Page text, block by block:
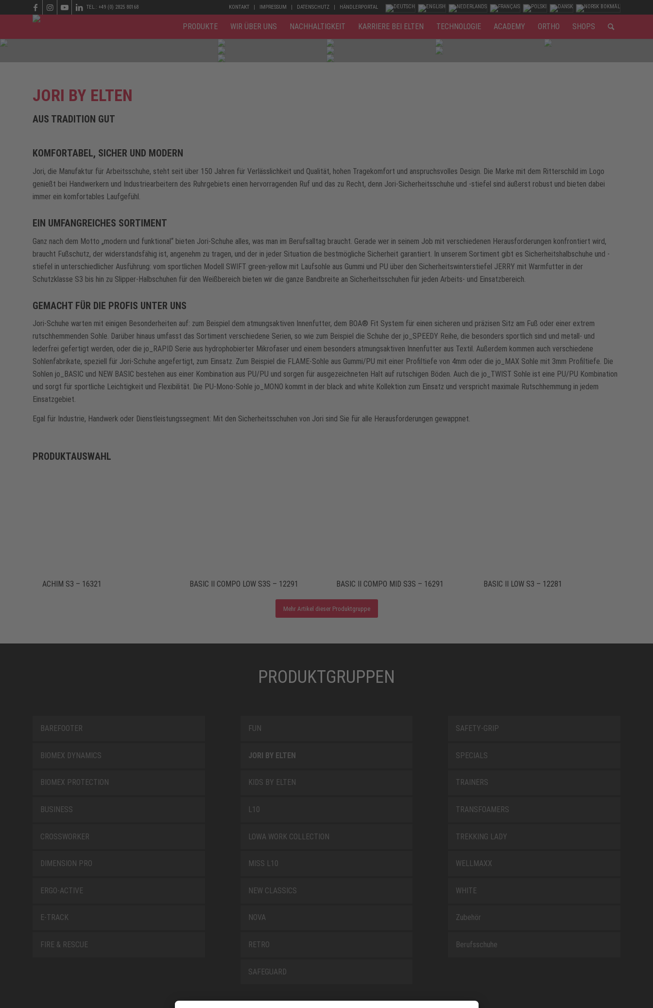
KONTAKT IMPRESSUM DATENSCHUTZ HÄNDLERPORTAL
TEL.: +49 (0) 2825 80168
PRODUKTE WIR ÜBER UNS NACHHALTIGKEIT KARRIERE BEI ELTEN TECHNOLOGIE ACADEMY ORTHO SHOPS
JORI BY ELTEN
AUS TRADITION GUT
KOMFORTABEL, SICHER UND MODERN
Jori, die Manufaktur für Arbeitsschuhe, steht seit über 150 Jahren für Verlässlichkeit und Qualität, hohen Tragekomfort und anspruchsvolles Design. Die Marke mit dem Ritterschild im Logo
genießt bei Handwerkern und Industriearbeitern des Ruhrgebiets einen hervorragenden Ruf und das zu Recht, denn Jori-Sicherheitsschuhe und -stiefel sind äußerst robust und bieten dabei
immer ein komfortables Laufgefühl.
EIN UMFANGREICHES SORTIMENT
Ganz nach dem Motto „modern und funktional“ bieten Jori-Schuhe alles, was man im Berufsalltag braucht. Gerade wer in seinem Job mit verschiedenen Herausforderungen konfrontiert wird,
braucht Fußschutz, der widerstandsfähig ist, angenehm zu tragen, und der in jeder Situation die bestmögliche Sicherheit garantiert. In unserem Sortiment gibt es Sicherheitshalbschuhe und -
stiefel in unterschiedlicher Ausführung: vom sportlichen Modell SWIFT green-yellow mit Laufsohle aus Gummi und PU über den Sicherheitswinterstiefel JERRY mit Warmfutter in der
Schutzklasse S3 bis hin zu Slipper-Halbschuhen für den Weißbereich bieten wir die ganze Bandbreite an Sicherheitsschuhen für jeden Arbeits- und Einsatzbereich.
GEMACHT FÜR DIE PROFIS UNTER UNS
Jori-Schuhe warten mit einigen Besonderheiten auf: zum Beispiel dem atmungsaktiven Innenfutter, dem BOA® Fit System für einen sicheren und präzisen Sitz am Fuß oder einer extrem
rutschhemmenden Sohle. Darüber hinaus umfasst das Sortiment verschiedene Serien, so wie zum Beispiel die Schuhe der jo_SPEEDY Reihe, die besonders sportlich sind und metall- und
lederfrei gefertigt werden, oder die jo_RAPID Serie aus hydrophobierter Mikrofaser und einem besonders atmungsaktiven Innenfutter aus Textil. Außerdem kommen auch verschiedene
Sohlenfabrikate, speziell für Jori-Schuhe angefertigt, zum Einsatz. Zum Beispiel die FLAME-Sohle aus Gummi/PU mit einer Profiltiefe von 4mm oder die jo_MAX Sohle mit 3mm Profiltiefe. Die
Sohlen jo_BASIC und NEW BASIC bestehen aus einer Kombination aus PU/PU und sorgen für ausgezeichneten Halt auf rutschigen Böden. Auch die jo_TWIST Sohle ist eine PU/PU Kombination
und sorgt für sportliche Leichtigkeit und Flexibilität. Die PU-Mono-Sohle jo_MONO kommt in der black and white Kollektion zum Einsatz und verspricht maximale Rutschhemmung in jedem
Einsatzgebiet.
Egal für Industrie, Handwerk oder Dienstleistungssegment: Mit den Sicherheitsschuhen von Jori sind Sie für alle Herausforderungen gewappnet.
PRODUKTAUSWAHL
ACHIM S3 – 16321 BASIC II COMPO LOW S3S – 12291 BASIC II COMPO MID S3S – 16291 BASIC II LOW S3 – 12281
Mehr Artikel dieser Produktgruppe
PRODUKTGRUPPEN
BAREFOOTER
BIOMEX DYNAMICS
BIOMEX PROTECTION
BUSINESS
CROSSWORKER
DIMENSION PRO
ERGO-ACTIVE
E-TRACK
FIRE & RESCUE
FUN
JORI BY ELTEN
KIDS BY ELTEN
L10
LOWA WORK COLLECTION
MISS L10
NEW CLASSICS
NOVA
RETRO
SAFEGUARD
SAFETY-GRIP
SPECIALS
TRAINERS
TRANSFOAMERS
TREKKING LADY
WELLMAXX
WHITE
Zubehör
Berufsschuhe